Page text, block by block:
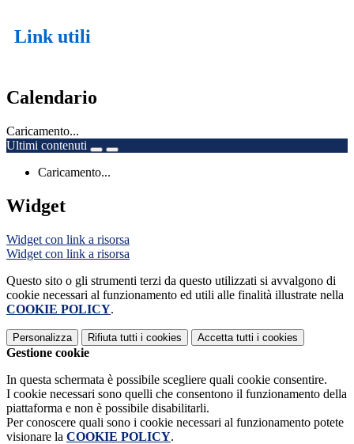
Link utili
Calendario
Caricamento...
Ultimi contenuti
Caricamento...
Widget
Widget con link a risorsa
Widget con link a risorsa
Questo sito o gli strumenti terzi da questo utilizzati si avvalgono di
cookie necessari al funzionamento ed utili alle finalità illustrate nella
COOKIE POLICY.
Personalizza Rifiuta tutti i cookies Accetta tutti i cookies
Gestione cookie
In questa schermata è possibile scegliere quali cookie consentire.
I cookie necessari sono quelli che consentono il funzionamento della
piattaforma e non è possibile disabilitarli.
Per conoscere quali sono i cookie necessari al funzionamento potete
visionare la COOKIE POLICY.